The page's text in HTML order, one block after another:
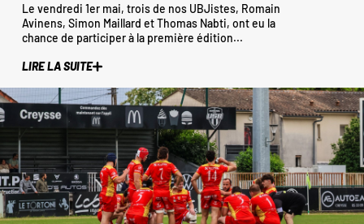
Le vendredi 1er mai, trois de nos UBJistes, Romain
Avinens, Simon Maillard et Thomas Nabti, ont eu la
chance de participer à la première édition...
LIRE LA SUITE